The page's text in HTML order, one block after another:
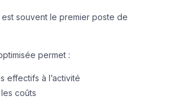
est souvent le premier poste de
permet :
effectifs à l’activité
coûts